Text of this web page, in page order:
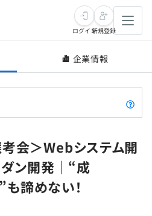
ログイン新規登録
企業情報
会＞Webシステム開
ン開発｜“成
諦めない！